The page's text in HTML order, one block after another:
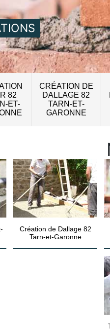
82
ET-
CRÉATION DE
DALLAGE 82
TARN-ET-
GARONNE
Création de Dallage 82
Tarn-et-Garonne